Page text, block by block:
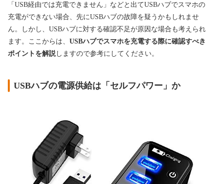
「USB経由では充電できません」などと出てUSBハブでスマホの
充電ができない場合、先にUSBハブの故障を疑うかもしれませ
ん。しかし、USBハブに対する確認不足が原因な場合も考えられ
ます。ここからは、 USBハブでスマホを充電する際に確認すべき
ポイントを解説 しますので参考にしてください。
USBハブの電源供給は「セルフパワー」か